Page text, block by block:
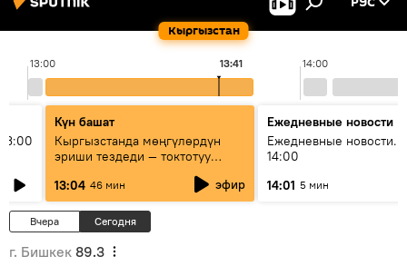
Кыргызстан
13:00 14:00
13:41
Күн башат
Кыргызстанда мөңгүлөрдүн
эриши тездеди — токтотуу
13:04 46 мин эфир
Ежедневные новости
Ежедневные новости.
14:00
14:01 5 мин
Вчера Сегодня
г. Бишкек 89.3